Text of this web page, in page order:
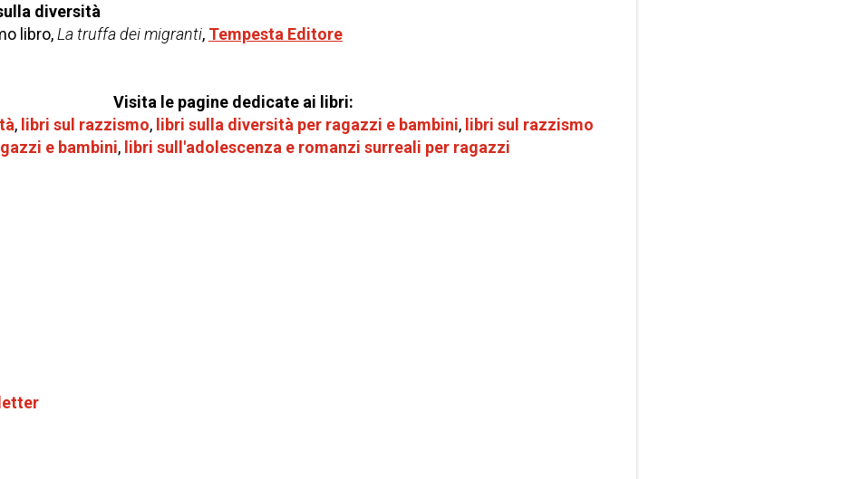
diversità
libro, La truffa dei migranti, Tempesta Editore
Visita le pagine dedicate ai libri:
, libri sul razzismo, libri sulla diversità per ragazzi e bambini, libri sul razzismo
e bambini, libri sull'adolescenza e romanzi surreali per ragazzi